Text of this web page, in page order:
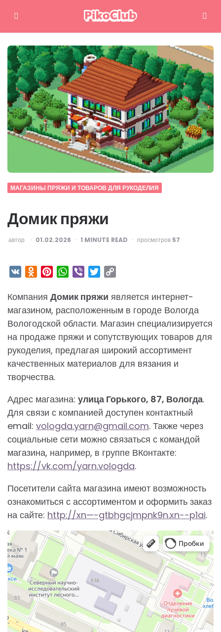
Меню Поиск
МАГАЗИНЫ ПРЯЖИ И ТОВАРОВ ДЛЯ РУКОДЕЛИЯ
Домик пряжи
ОПУБЛИКОВАНО
автор 01.02.2026 1 MINUTE READ просмотров 57
VK Odnoklassniki
PinterestWhatsApp
Viber Twitter
Компания Домик пряжи является интернет-
магазином, расположенным в городе Вологда
Вологодской области. Магазин специализируется
на продаже пряжи и сопутствующих товаров для
рукоделия, предлагая широкий ассортимент
качественных материалов для вязания и
творчества.
Адрес магазина: улица Горького, 87, Вологда.
Для связи с компанией доступен контактный
email: vologda.yarn@gmail.com. Также через
социальные сети можно связаться с командой
магазина, например, в группе ВКонтакте:
https://vk.com/yarn.vologda.
Посетители сайта магазина имеют возможность
ознакомиться с ассортиментом и оформить заказ
на сайте: http://xn—-gtbhgcjmpnk9n.xn--p1ai.